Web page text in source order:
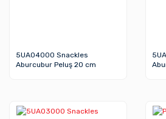
5UA04000 Snackles
Aburcubur Peluş 20 cm